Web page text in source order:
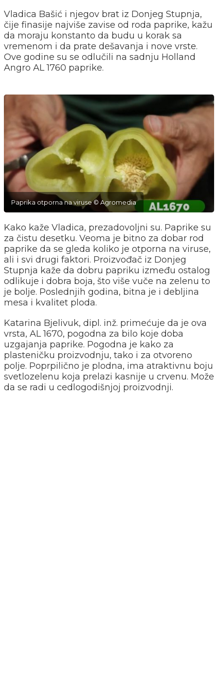
Vladica Bašić i njegov brat iz Donjeg Stupnja,
čije finasije najviše zavise od roda paprike, kažu
da moraju konstanto da budu u korak sa
vremenom i da prate dešavanja i nove vrste.
Ove godine su se odlučili na sadnju Holland
Angro AL 1760 paprike.
Paprika otporna na viruse © Agromedia
Kako kaže Vladica, prezadovoljni su. Paprike su
za čistu desetku. Veoma je bitno za dobar rod
paprike da se gleda koliko je otporna na viruse,
ali i svi drugi faktori. Proizvođač iz Donjeg
Stupnja kaže da dobru papriku između ostalog
odlikuje i dobra boja, što više vuče na zelenu to
je bolje. Poslednjih godina, bitna je i debljina
mesa i kvalitet ploda.
Katarina Bjelivuk, dipl. inž. primećuje da je ova
vrsta, AL 1670, pogodna za bilo koje doba
uzgajanja paprike. Pogodna je kako za
plasteničku proizvodnju, tako i za otvoreno
polje. Poprpilično je plodna, ima atraktivnu boju
svetlozelenu koja prelazi kasnije u crvenu. Može
da se radi u cedlogodišnjoj proizvodnji.